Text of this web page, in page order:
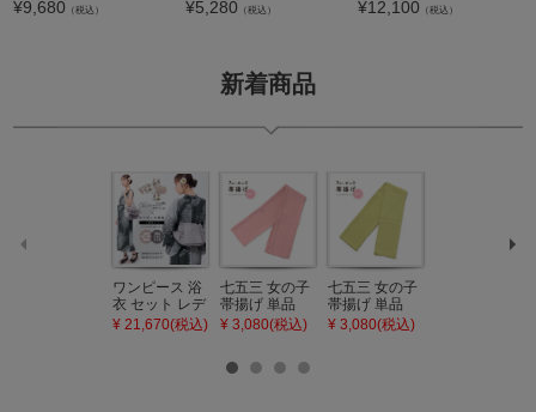
¥9,680 （税込） ¥5,280 （税込） ¥12,100 （税込）
新着商品
ワンピース 浴
衣 セット レデ
ィース 吸水速
乾 ポリエステ
¥ 21,670(税込)
七五三 女の子
帯揚げ 単品
「灰桃色」日
本製 7歳 女児
びあげ 和装 着
¥ 3,080(税込)
七五三 女の子
帯揚げ 単品
「若葉色」日
本製 7歳 女児
¥ 3,080(税込)